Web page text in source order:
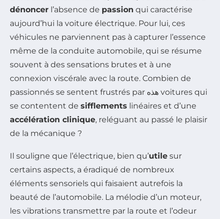
dénoncer l’absence de passion qui caractérise
aujourd’hui la voiture électrique. Pour lui, ces
véhicules ne parviennent pas à capturer l’essence
même de la conduite automobile, qui se résume
souvent à des sensations brutes et à une
connexion viscérale avec la route. Combien de
passionnés se sentent frustrés par هذه voitures qui
se contentent de sifflements linéaires et d’une
accélération clinique, reléguant au passé le plaisir
de la mécanique ?
Il souligne que l’électrique, bien qu’utile sur
certains aspects, a éradiqué de nombreux
éléments sensoriels qui faisaient autrefois la
beauté de l’automobile. La mélodie d’un moteur,
les vibrations transmettre par la route et l’odeur